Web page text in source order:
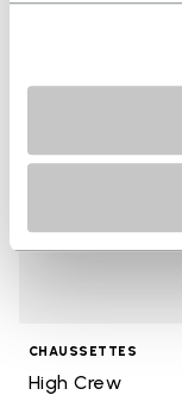
CHAUSSETTES
High Crew